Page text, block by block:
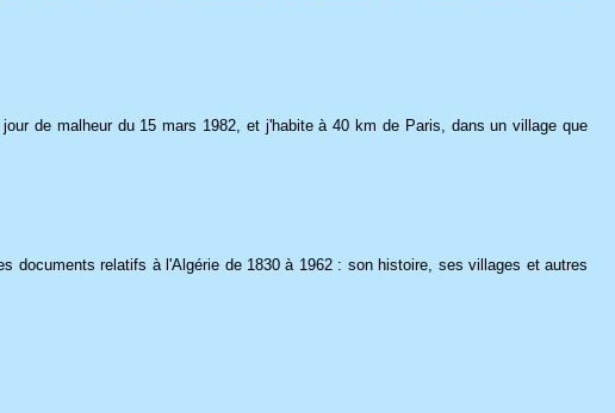
de malheur du 15 mars 1982, et j'habite à 40 km de Paris, dans un village que
documents relatifs à l'Algérie de 1830 à 1962 : son histoire, ses villages et autres